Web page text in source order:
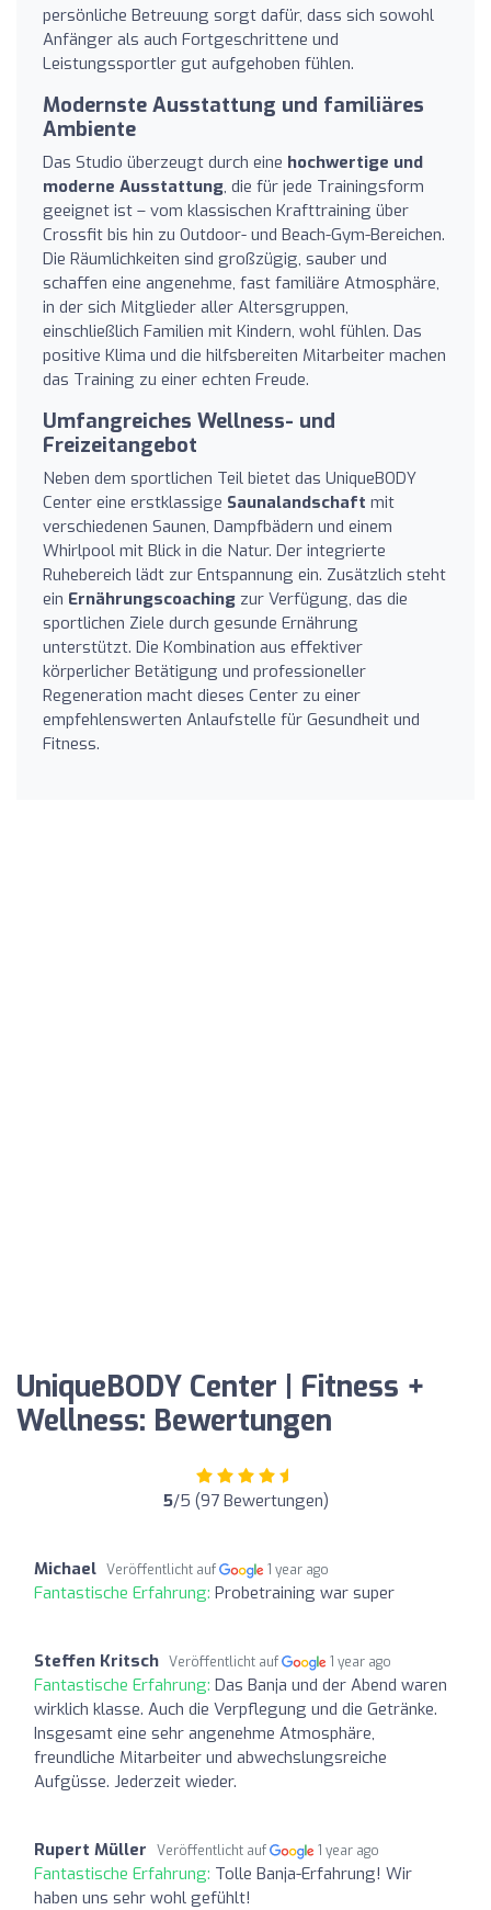
persönliche Betreuung sorgt dafür, dass sich sowohl
Anfänger als auch Fortgeschrittene und
Leistungssportler gut aufgehoben fühlen.
Modernste Ausstattung und familiäres
Ambiente
Das Studio überzeugt durch eine hochwertige und
moderne Ausstattung, die für jede Trainingsform
geeignet ist – vom klassischen Krafttraining über
Crossfit bis hin zu Outdoor- und Beach-Gym-Bereichen.
Die Räumlichkeiten sind großzügig, sauber und
schaffen eine angenehme, fast familiäre Atmosphäre,
in der sich Mitglieder aller Altersgruppen,
einschließlich Familien mit Kindern, wohl fühlen. Das
positive Klima und die hilfsbereiten Mitarbeiter machen
das Training zu einer echten Freude.
Umfangreiches Wellness- und
Freizeitangebot
Neben dem sportlichen Teil bietet das UniqueBODY
Center eine erstklassige Saunalandschaft mit
verschiedenen Saunen, Dampfbädern und einem
Whirlpool mit Blick in die Natur. Der integrierte
Ruhebereich lädt zur Entspannung ein. Zusätzlich steht
ein Ernährungscoaching zur Verfügung, das die
sportlichen Ziele durch gesunde Ernährung
unterstützt. Die Kombination aus effektiver
körperlicher Betätigung und professioneller
Regeneration macht dieses Center zu einer
empfehlenswerten Anlaufstelle für Gesundheit und
Fitness.
UniqueBODY Center | Fitness +
Wellness: Bewertungen
5/5 (97 Bewertungen)
Michael Veröffentlicht auf 1 year ago
Fantastische Erfahrung: Probetraining war super
Steffen Kritsch Veröffentlicht auf 1 year ago
Fantastische Erfahrung: Das Banja und der Abend waren
wirklich klasse. Auch die Verpflegung und die Getränke.
Insgesamt eine sehr angenehme Atmosphäre,
freundliche Mitarbeiter und abwechslungsreiche
Aufgüsse. Jederzeit wieder.
Rupert Müller Veröffentlicht auf 1 year ago
Fantastische Erfahrung: Tolle Banja-Erfahrung! Wir
haben uns sehr wohl gefühlt!